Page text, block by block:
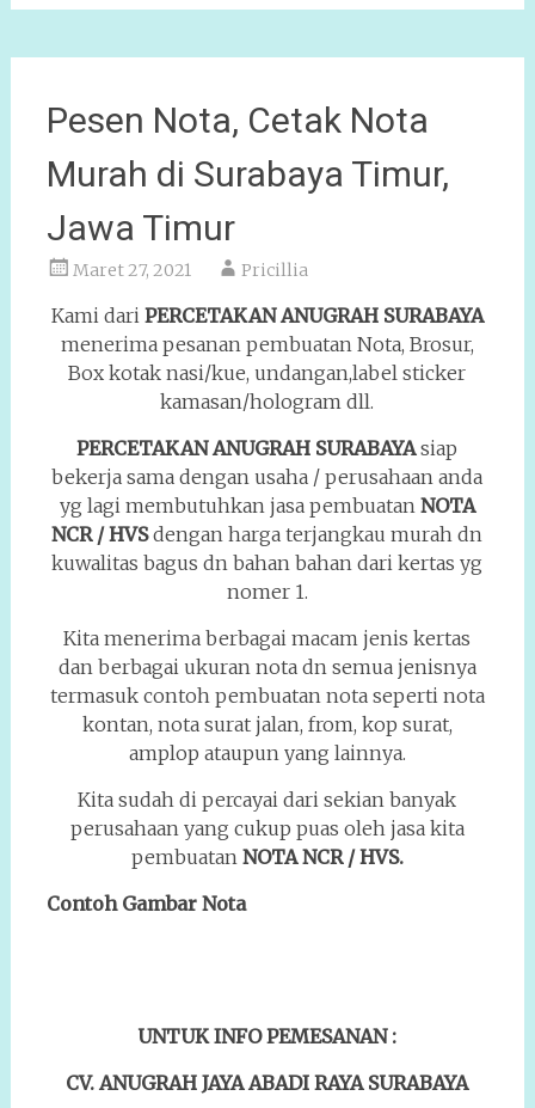
Pesen Nota, Cetak Nota
Murah di Surabaya Timur,
Jawa Timur
Maret 27, 2021 Pricillia
Kami dari PERCETAKAN ANUGRAH SURABAYA
menerima pesanan pembuatan Nota, Brosur,
Box kotak nasi/kue, undangan,label sticker
kamasan/hologram dll.
PERCETAKAN ANUGRAH SURABAYAsiap
bekerja sama dengan usaha / perusahaan anda
yg lagi membutuhkan jasa pembuatan NOTA
NCR / HVSdengan harga terjangkau murah dn
kuwalitas bagus dn bahan bahan dari kertas yg
nomer 1.
Kita menerima berbagai macam jenis kertas
dan berbagai ukuran nota dn semua jenisnya
termasuk contoh pembuatan nota seperti nota
kontan, nota surat jalan, from, kop surat,
amplop ataupun yang lainnya.
Kita sudah di percayai dari sekian banyak
perusahaan yang cukup puas oleh jasa kita
pembuatan NOTA NCR / HVS.
Contoh Gambar Nota
UNTUK INFO PEMESANAN :
CV. ANUGRAH JAYA ABADI RAYA SURABAYA